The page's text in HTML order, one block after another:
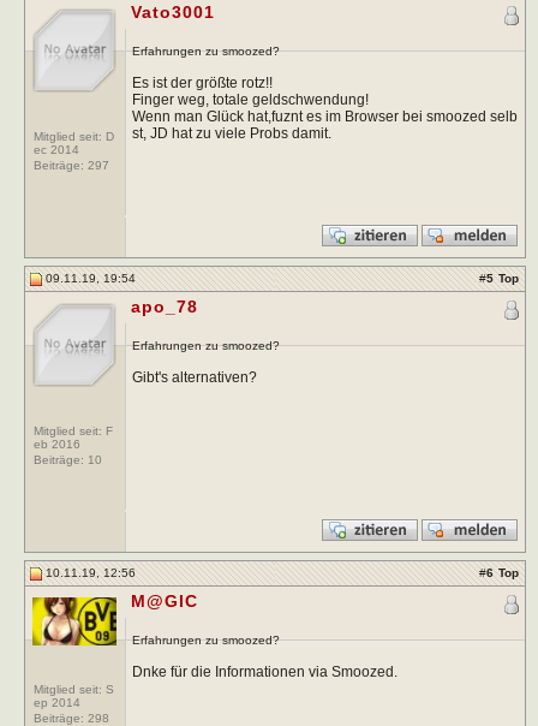
Mitglied seit: D
ec 2014
Beiträge: 297
Vato3001
Erfahrungen zu smoozed?
Es ist der größte rotz!!
Finger weg, totale geldschwendung!
Wenn man Glück hat,fuznt es im Browser bei smoozed selb
st, JD hat zu viele Probs damit.
09.11.19, 19:54 #5 Top
Mitglied seit: F
eb 2016
Beiträge: 10
apo_78
Erfahrungen zu smoozed?
Gibt's alternativen?
10.11.19, 12:56 #6 Top
Mitglied seit: S
ep 2014
Beiträge: 298
M@GIC
Erfahrungen zu smoozed?
Dnke für die Informationen via Smoozed.